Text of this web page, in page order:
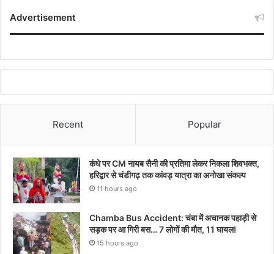
Advertisement
Recent Popular
कंधे पर CM नायब सैनी की प्रतिमा लेकर निकला शिवभक्त,
हरिद्वार से चंडीगढ़ तक कांवड़ यात्रा का अनोखा संकल्प
11 hours ago
Chamba Bus Accident: चंबा में अचानक पहाड़ी से
सड़क पर आ गिरी बस… 7 लोगों की मौत, 11 घायल!
15 hours ago